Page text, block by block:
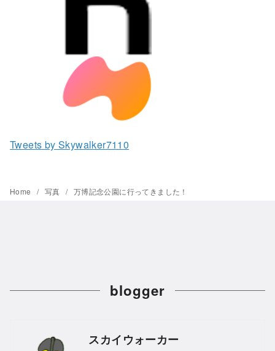
Tweets by Skywalker7110
Home 写真 万博記念公園に行ってきました！
blogger
スカイウォーカー